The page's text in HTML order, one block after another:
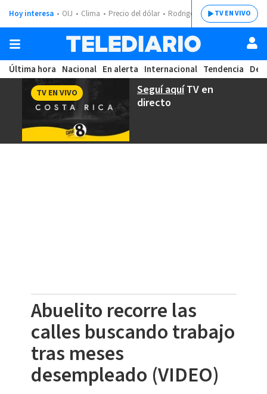
Hoy interesa OIJ Clima Precio del dólar Rodrigo ChavesTV EN VIVO
Última hora Nacional En alerta Internacional Tendencia
Seguí aquíTV en
directo
TV EN VIVO
Abuelito recorre las
calles buscando trabajo
tras meses
desempleado (VIDEO)